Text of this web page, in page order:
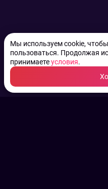
Мы используем cookie,
пользоваться. Продолжая
принимаетеусловия.